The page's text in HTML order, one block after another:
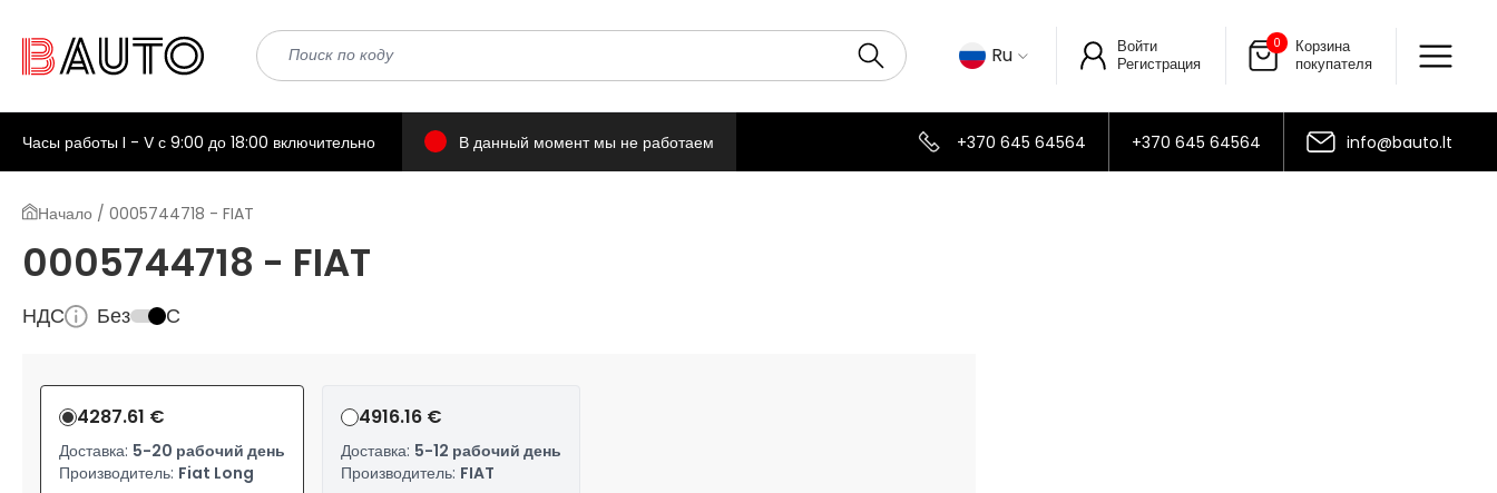
Ru
Войти
Регистрация
0
Корзина
покупателя
Часы работы I - V с 9:00 до 18:00 включительно В данный момент мы не работаем +370 645 64564 +370 645 64564 info@bauto.lt
Начало / 0005744718 - FIAT
0005744718 - FIAT
НДС Без С
4287.61 €
Доставка: 5-20 рабочий день
Производитель: Fiat Long
4916.16 €
Доставка: 5-12 рабочий день
Производитель: FIAT